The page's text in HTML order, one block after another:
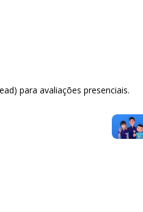
para avaliações presenciais.